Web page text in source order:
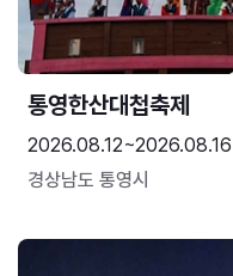
통영한산대첩축제
2026.08.12~2026.08.16
경상남도 통영시